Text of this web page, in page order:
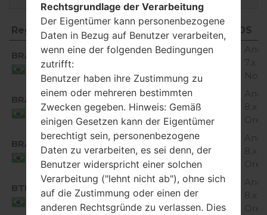
Region Dateiname
OS
Region
Dateiname OS
BRA
Brazil
H870I10c_00_OPEN_SCA_OP_1114.kdz
7.x
BRA
Brazil
H870I20a_00_OPEN_SCA_OP_0712.kdz
8.x
Oreo
BRA
Brazil
H870I20b_00_OPEN_SCA_OP_0115.kdz
8.x
Oreo
BTM
H870I20a_00_TIM_BR_OP_1122.kdz
8.x
Oreo
Rechtsgrundlage der Verarbeitung
Der Eigentümer kann personenbezogene
Daten in Bezug auf Benutzer verarbeiten,
wenn eine der folgenden Bedingungen
zutrifft:
Benutzer haben ihre Zustimmung zu
einem oder mehreren bestimmten
Zwecken gegeben. Hinweis: Gemäß
einigen Gesetzen kann der Eigentümer
berechtigt sein, personenbezogene
Daten zu verarbeiten, es sei denn, der
Benutzer widerspricht einer solchen
Verarbeitung ("lehnt nicht ab"), ohne sich
auf die Zustimmung oder einen der
anderen Rechtsgründe zu verlassen. Dies